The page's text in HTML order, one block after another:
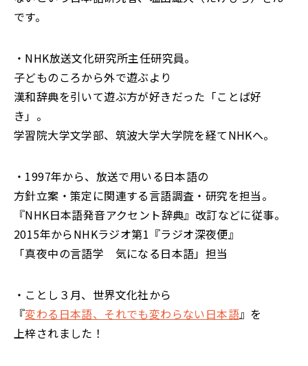
です。
・NHK放送文化研究所主任研究員。
子どものころから外で遊ぶより
漢和辞典を引いて遊ぶ方が好きだった「ことば好
き」。
学習院大学文学部、筑波大学大学院を経てNHKへ。
・1997年から、放送で用いる日本語の
方針立案・策定に関連する言語調査・研究を担当。
『NHK日本語発音アクセント辞典』改訂などに従事。
2015年からNHKラジオ第1『ラジオ深夜便』
「真夜中の言語学 気になる日本語」担当
・ことし３月、世界文化社から
『変わる日本語、それでも変わらない日本語』を
上梓されました！